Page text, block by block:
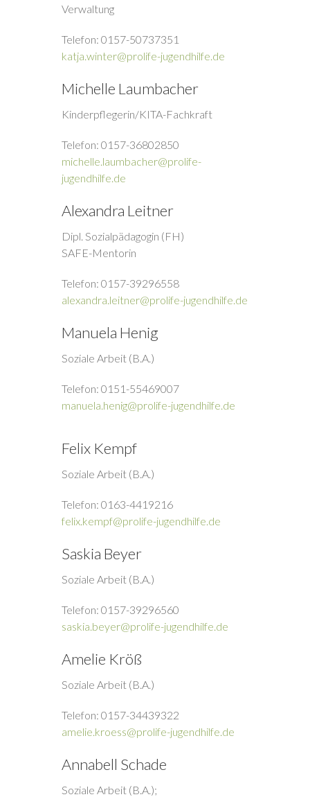
Verwaltung
Telefon: 0157-50737351
katja.winter@prolife-jugendhilfe.de
Michelle Laumbacher
Kinderpflegerin/KITA-Fachkraft
Telefon: 0157-36802850
michelle.laumbacher@prolife-
jugendhilfe.de
Alexandra Leitner
Dipl. Sozialpädagogin (FH)
SAFE-Mentorin
Telefon: 0157-39296558
alexandra.leitner@prolife-jugendhilfe.de
Manuela Henig
Soziale Arbeit (B.A.)
Telefon: 0151-55469007
manuela.henig@prolife-jugendhilfe.de
Felix Kempf
Soziale Arbeit (B.A.)
Telefon: 0163-4419216
felix.kempf@prolife-jugendhilfe.de
Saskia Beyer
Soziale Arbeit (B.A.)
Telefon: 0157-39296560
saskia.beyer@prolife-jugendhilfe.de
Amelie Kröß
Soziale Arbeit (B.A.)
Telefon: 0157-34439322
amelie.kroess@prolife-jugendhilfe.de
Annabell Schade
Soziale Arbeit (B.A.);